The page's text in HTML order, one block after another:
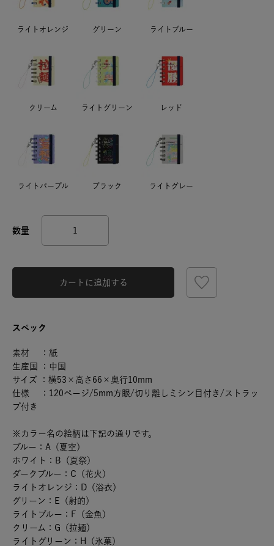
ライトオレンジ グリーン ライトブルー
クリーム ライトグリーン レッド
ライトパープル ブラック ライトグレー
カートに追加する
スペック
素材 ：紙
生産国 ：中国
サイズ ：横53×高さ66×奥行10mm
仕様 ：120ページ/5mm方眼/切り離しミシン目付き/ストラッ
プ付き
※カラー名の絵柄は下記の通りです。
ブルー：A（夏空）
ホワイト：B（夏祭）
ダークブルー：C（花火）
ライトオレンジ：D（浴衣）
グリーン：E（射的）
ライトブルー：F（金魚）
クリーム：G（拉麺）
ライトグリーン：H（氷菓）